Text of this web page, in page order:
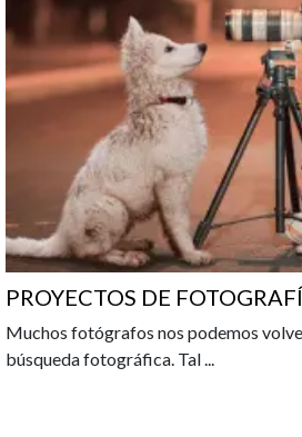
PROYECTOS DE
Muchos fotógrafos nos podemos
búsqueda fotográfica. Tal